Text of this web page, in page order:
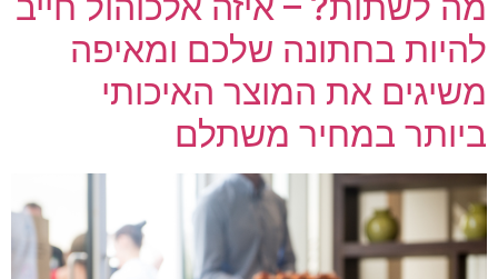
להיות בחתונה שלכם ומאיפה
משיגים את המוצר האיכותי
ביותר במחיר משתלם